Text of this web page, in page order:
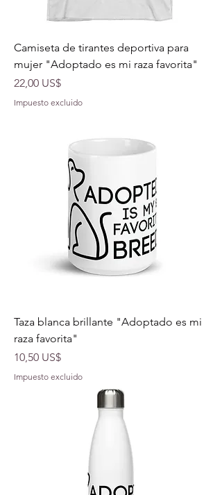
Camiseta de tirantes deportiva para
mujer "Adoptado es mi raza favorita"
Precio
22,00 US$
Impuesto excluido
Taza blanca brillante "Adoptado es mi
raza favorita"
Precio
10,50 US$
Impuesto excluido